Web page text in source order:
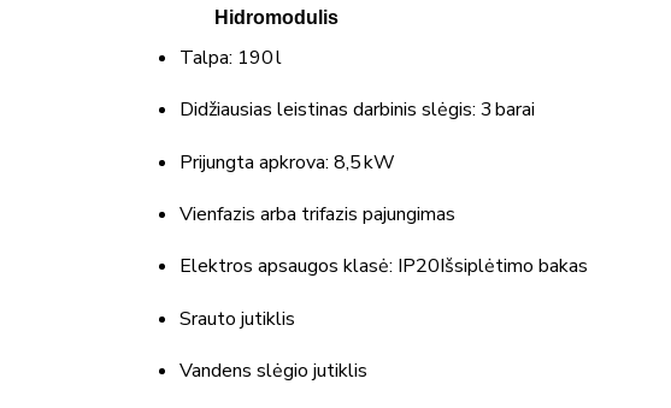
Hidromodulis
Talpa: 190 l
Didžiausias leistinas darbinis slėgis: 3 barai
Prijungta apkrova: 8,5 kW
Vienfazis arba trifazis pajungimas
Elektros apsaugos klasė: IP20Išsiplėtimo bakas
Srauto jutiklis
Vandens slėgio jutiklis